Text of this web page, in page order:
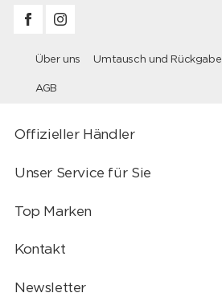
Über uns Umtausch und Rückgabe
AGB
Offizieller Händler
Unser Service für Sie
Top Marken
Kontakt
Newsletter